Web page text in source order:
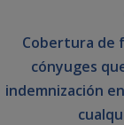
Cobertura de
cónyuges
indemnización